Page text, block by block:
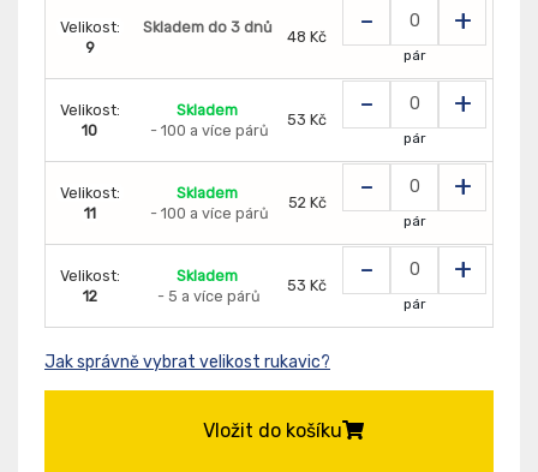
Velikost:
9
Skladem do 3 dnů
48 Kč - +
pár
Velikost:
10
Skladem
- 100 a více párů
53 Kč - +
pár
Velikost:
11
Skladem
- 100 a více párů
52 Kč - +
pár
Velikost:
12
Skladem
- 5 a více párů
53 Kč - +
pár
Jak správně vybrat velikost rukavic?
Vložit do košíku